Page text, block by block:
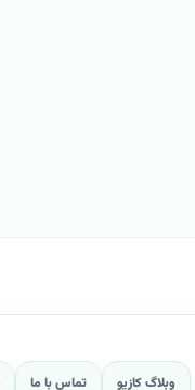
وبلاگ کازیو تماس با ما